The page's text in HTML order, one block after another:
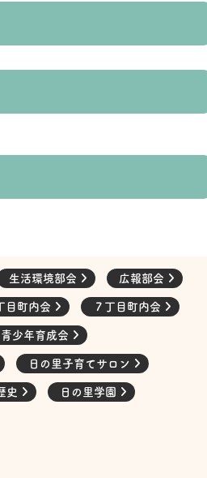
生活環境部会 広報部会
目町内会 ７丁目町内会
青少年育成会
日の里子育てサロン
史 日の里学園